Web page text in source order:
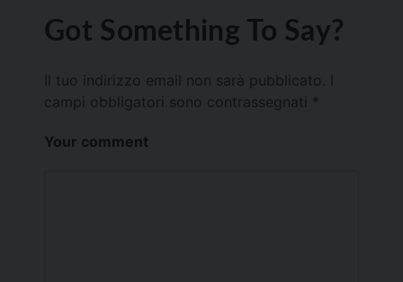
Got Something To Say?
Il tuo indirizzo email non sarà pubblicato.
campi obbligatori sono contrassegnati *
Your comment